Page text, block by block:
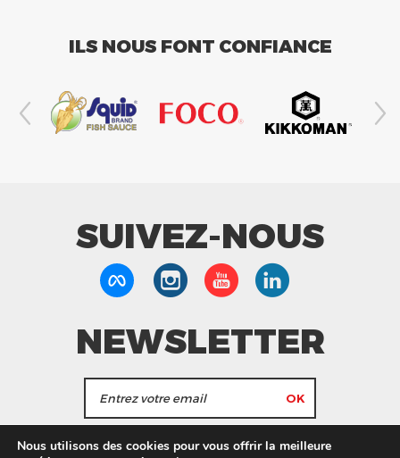
ILS NOUS FONT CONFIANCE
SUIVEZ-NOUS
NEWSLETTER
J'accepte de recevoir les actualités et les
Nous utilisons des cookies pour vous offrir la meilleure